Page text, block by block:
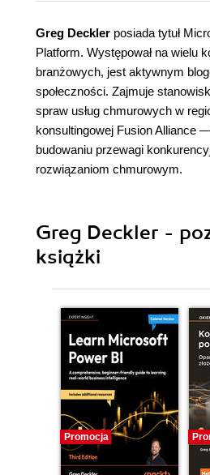
Greg Deckler posiada tytuł
Platform. Występował na wielu
branżowych, jest aktywnym
społeczności. Zajmuje
spraw usług chmurowych w
konsultingowej Fusion Alliance
budowaniu przewagi
rozwiązaniom chmurowym.
Greg Deckler -
książki
Promocja